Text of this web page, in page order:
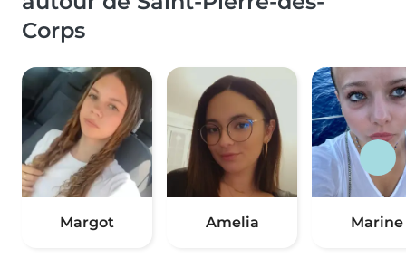
Corps
Margot Amelia Marine